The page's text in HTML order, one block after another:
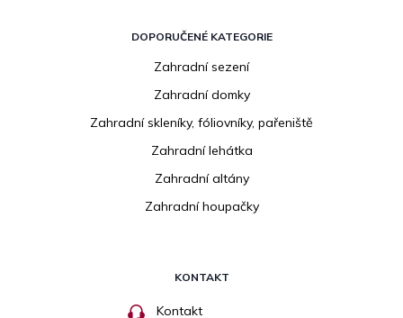
DOPORUČENÉ KATEGORIE
Zahradní sezení
Zahradní domky
Zahradní skleníky, fóliovníky, pařeniště
Zahradní lehátka
Zahradní altány
Zahradní houpačky
KONTAKT
Kontakt